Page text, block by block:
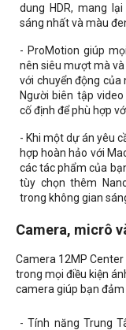
dung HDR, mang
sáng nhất và màu
- ProMotion giúp
nên siêu mượt mà
với chuyển động của
Người biên tập
cố định để phù hợp
- Khi một dự án yêu
hợp hoàn hảo với
các tác phẩm của
tùy chọn thêm
trong không gian
Camera, micrô
Camera 12MP
trong mọi điều kiện
camera giúp bạn
- Tính năng Trung